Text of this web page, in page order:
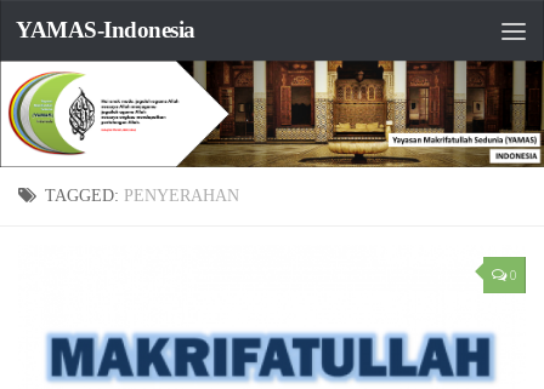
YAMAS-Indonesia
TAGGED: PENYERAHAN
0